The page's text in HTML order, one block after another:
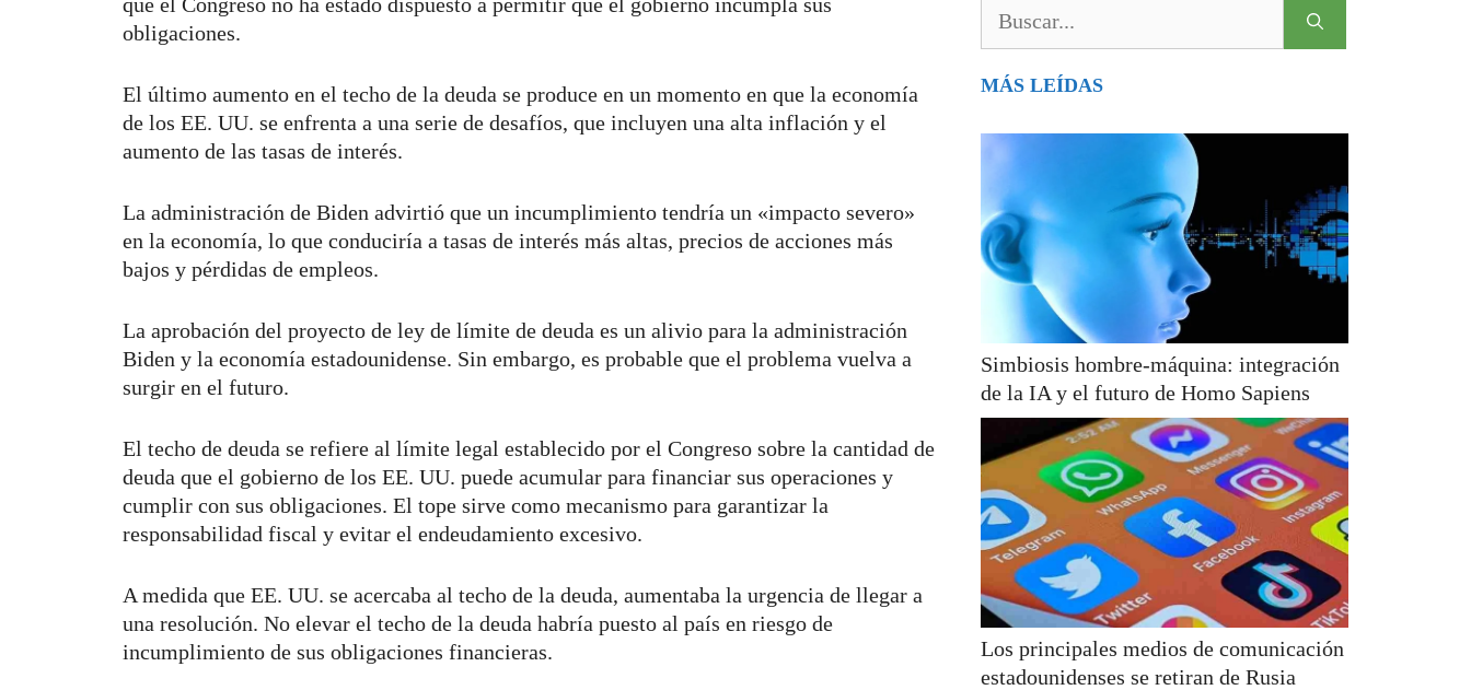
obligaciones.
El último aumento en el techo de la deuda se produce en un momento en que la economía
de los EE. UU. se enfrenta a una serie de desafíos, que incluyen una alta inflación y el
aumento de las tasas de interés.
La administración de Biden advirtió que un incumplimiento tendría un «impacto severo»
en la economía, lo que conduciría a tasas de interés más altas, precios de acciones más
bajos y pérdidas de empleos.
La aprobación del proyecto de ley de límite de deuda es un alivio para la administración
Biden y la economía estadounidense. Sin embargo, es probable que el problema vuelva a
surgir en el futuro.
El techo de deuda se refiere al límite legal establecido por el Congreso sobre la cantidad de
deuda que el gobierno de los EE. UU. puede acumular para financiar sus operaciones y
cumplir con sus obligaciones. El tope sirve como mecanismo para garantizar la
responsabilidad fiscal y evitar el endeudamiento excesivo.
A medida que EE. UU. se acercaba al techo de la deuda, aumentaba la urgencia de llegar a
una resolución. No elevar el techo de la deuda habría puesto al país en riesgo de
incumplimiento de sus obligaciones financieras.
MÁS LEÍDAS
Simbiosis hombre-máquina: integración
de la IA y el futuro de Homo Sapiens
Los principales medios de comunicación
estadounidenses se retiran de Rusia